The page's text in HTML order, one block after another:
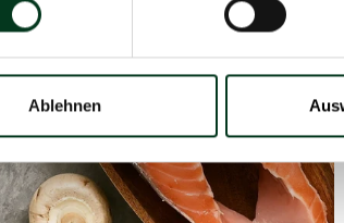
Ablehnen